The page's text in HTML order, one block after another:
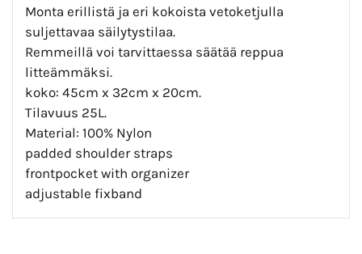
Monta erillistä ja eri kokoista vetoketjulla
suljettavaa säilytystilaa.
Remmeillä voi tarvittaessa säätää reppua
litteämmäksi.
koko: 45cm x 32cm x 20cm.
Tilavuus 25L.
Material: 100% Nylon
padded shoulder straps
frontpocket with organizer
adjustable fixband